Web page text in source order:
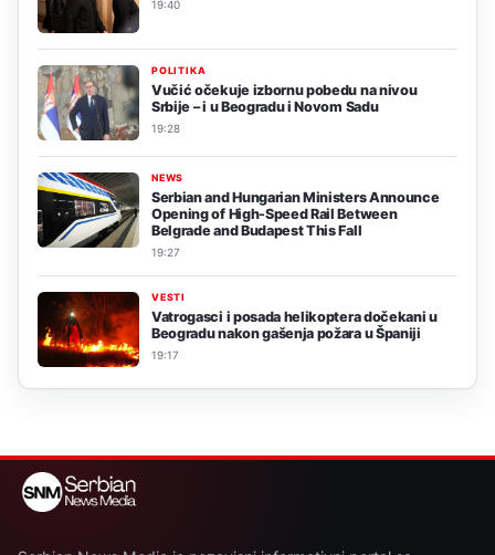
19:40
POLITIKA
Vučić očekuje izbornu pobedu na nivou
Srbije – i u Beogradu i Novom Sadu
19:28
NEWS
Serbian and Hungarian Ministers Announce
Opening of High-Speed Rail Between
Belgrade and Budapest This Fall
19:27
VESTI
Vatrogasci i posada helikoptera dočekani u
Beogradu nakon gašenja požara u Španiji
19:17